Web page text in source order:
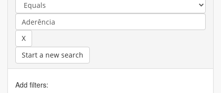
Start a new search
Add filters: